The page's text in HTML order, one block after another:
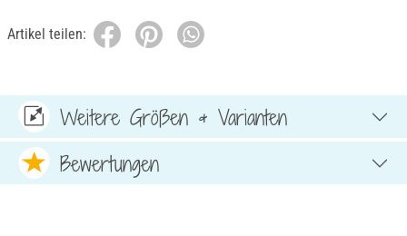
Artikel teilen:
Weitere Größen & Varianten
Bewertungen